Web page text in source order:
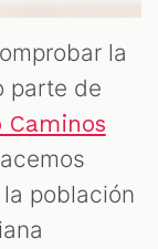
la
parte de
Caminos
población